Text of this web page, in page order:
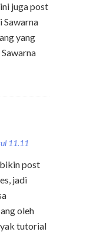
juga post
Sawarna
yang
11.11
post
jadi
oleh
tutorial